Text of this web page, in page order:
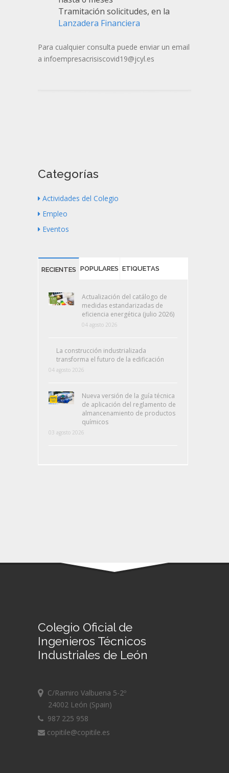
Tramitación solicitudes, en la
Lanzadera Financiera
Para cualquier consulta puede enviar un email
a infoempresacrisiscovid19@jcyl.es
Categorías
Actividades del Colegio
Empleo
Eventos
RECIENTES POPULARES ETIQUETAS
Actualización del catálogo de
medidas estandarizadas de
eficiencia energética (julio 2026)
04 agosto 2026
La construcción industrializada
transforma el futuro de la edificación
04 agosto 2026
Nueva versión de la guía técnica
de aplicación del reglamento de
almancenamiento de productos
químicos
03 agosto 2026
Colegio Oficial de
Ingenieros Técnicos
Industriales de León
C/Ramiro Valbuena 5-2º
24002 León (Spain)
987 225 958
copitile@copitile.es